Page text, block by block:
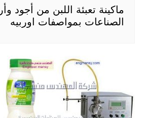
ماكينة تعبئة اللبن من أجود
الصناعات بمواصفات اوربيه